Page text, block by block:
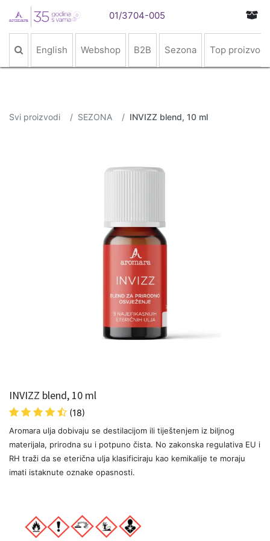
01/3704-005
English Webshop B2B Sezona Top proizvodi
Svi proizvodi SEZONA INVIZZ blend, 10 ml
INVIZZ blend, 10 ml
(18)
Aromara ulja dobivaju se destilacijom ili tiještenjem iz biljnog
materijala, prirodna su i potpuno čista. No zakonska regulativa EU i
RH traži da se eterična ulja klasificiraju kao kemikalije te moraju
imati istaknute oznake opasnosti.